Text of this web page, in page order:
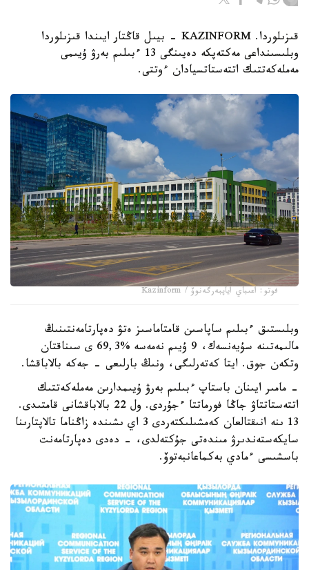
قىزىلوردا. KAZINFORM - بيىل قاڭتار ايىندا قىزىلوردا
وبلىسىنداعى مەكتەپكە دەيىنگى 13 ءبىلىم بەرۋ ۇيىمى
مەملەكەتتىك اتتەستاتسيادان ءوتتى.
فوتو: اعىباي اياپبەرگەنوۆ / Kazinform
وبلىستىق ءبىلىم ساپاسىن قامتاماسىز ەتۋ دەپارتامەنتىنىڭ
مالىمەتىنە سۇيەنسەك، 9 ۇيىم نەمەسە %69,3 ى سىناقتان
وتكەن جوق. ايتا كەتەرلىگى، ونىڭ بارلىعى - جەكە بالاباقشا.
- مامىر ايىنان باستاپ ءبىلىم بەرۋ ۇيىمدارىن مەملەكەتتىك
اتتەستاتتاۋ جاڭا فورماتتا ءجۇردى. ول 22 بالاباقشانى قامتىدى.
13 ىنە انىقتالعان كەمشىلىكتەردى 3 اي ىشىندە زاڭناما تالاپتارىنا
سايكەستەندىرۋ مىندەتى جۇكتەلدى، - دەدى دەپارتامەنت
باسشىسى ءمادي بەكماعانبەتوۆ.